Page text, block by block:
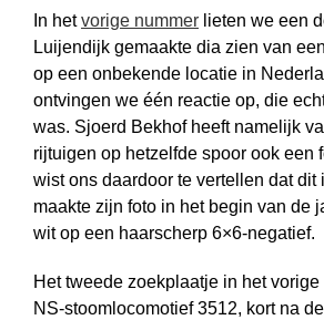
In hetvorige nummer lieten we een
Luijendijk gemaakte dia zien van
op een onbekende locatie in
ontvingen we één reactie op, die
was. Sjoerd Bekhof heeft namelijk
rijtuigen op hetzelfde spoor ook een
wist ons daardoor te vertellen dat dit
maakte zijn foto in het begin van de
wit op een haarscherp 6×6-negatief.
Het tweede zoekplaatje in het vorige
NS-stoomlocomotief 3512, kort na